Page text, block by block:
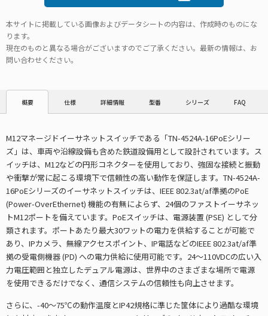
本サイトに掲載している画像およびデータシートの内容は、作成時のものにな
ります。
現在のものと異なる場合がございますのでご了承ください。最新の情報は、お
問い合わせください。
概要 仕様 詳細情報 型番 シリーズ FAQ
M12マネージドイーサネットスイッチである「TN-4524A-16PoEシリー
ズ」は、車両や沿線設備も含めた鉄道設備用として設計されています。ス
イッチは、M12などの円形コネクターを使用しており、強固な接続と振動
や衝撃が常に起こる環境下で信頼性の高い動作を保証します。TN-4524A-
16PoEシリーズのイーサネットスイッチは、IEEE 802.3at/af準拠のPoE
(Power-OverEthernet) 機能の有無によらず、24個のファストイーサネッ
トM12ポートを備えています。PoEスイッチは、電源装置 (PSE) として分
類されます。ポートあたり最大30ワットの電力を供給することが可能で
あり、IPカメラ、無線アクセスポイント、IP電話などのIEEE 802.3at/af準
拠の受電側機器 (PD) への電力供給に使用可能です。24～110VDCの広い入
力電圧範囲と独立したデュアル電源は、世界中のさまざまな場所で電源
を使用できるだけでなく、通信システムの信頼性も向上させます。
さらに、-40～75℃の動作温度とIP42規格に準じた筐体により過酷な環境